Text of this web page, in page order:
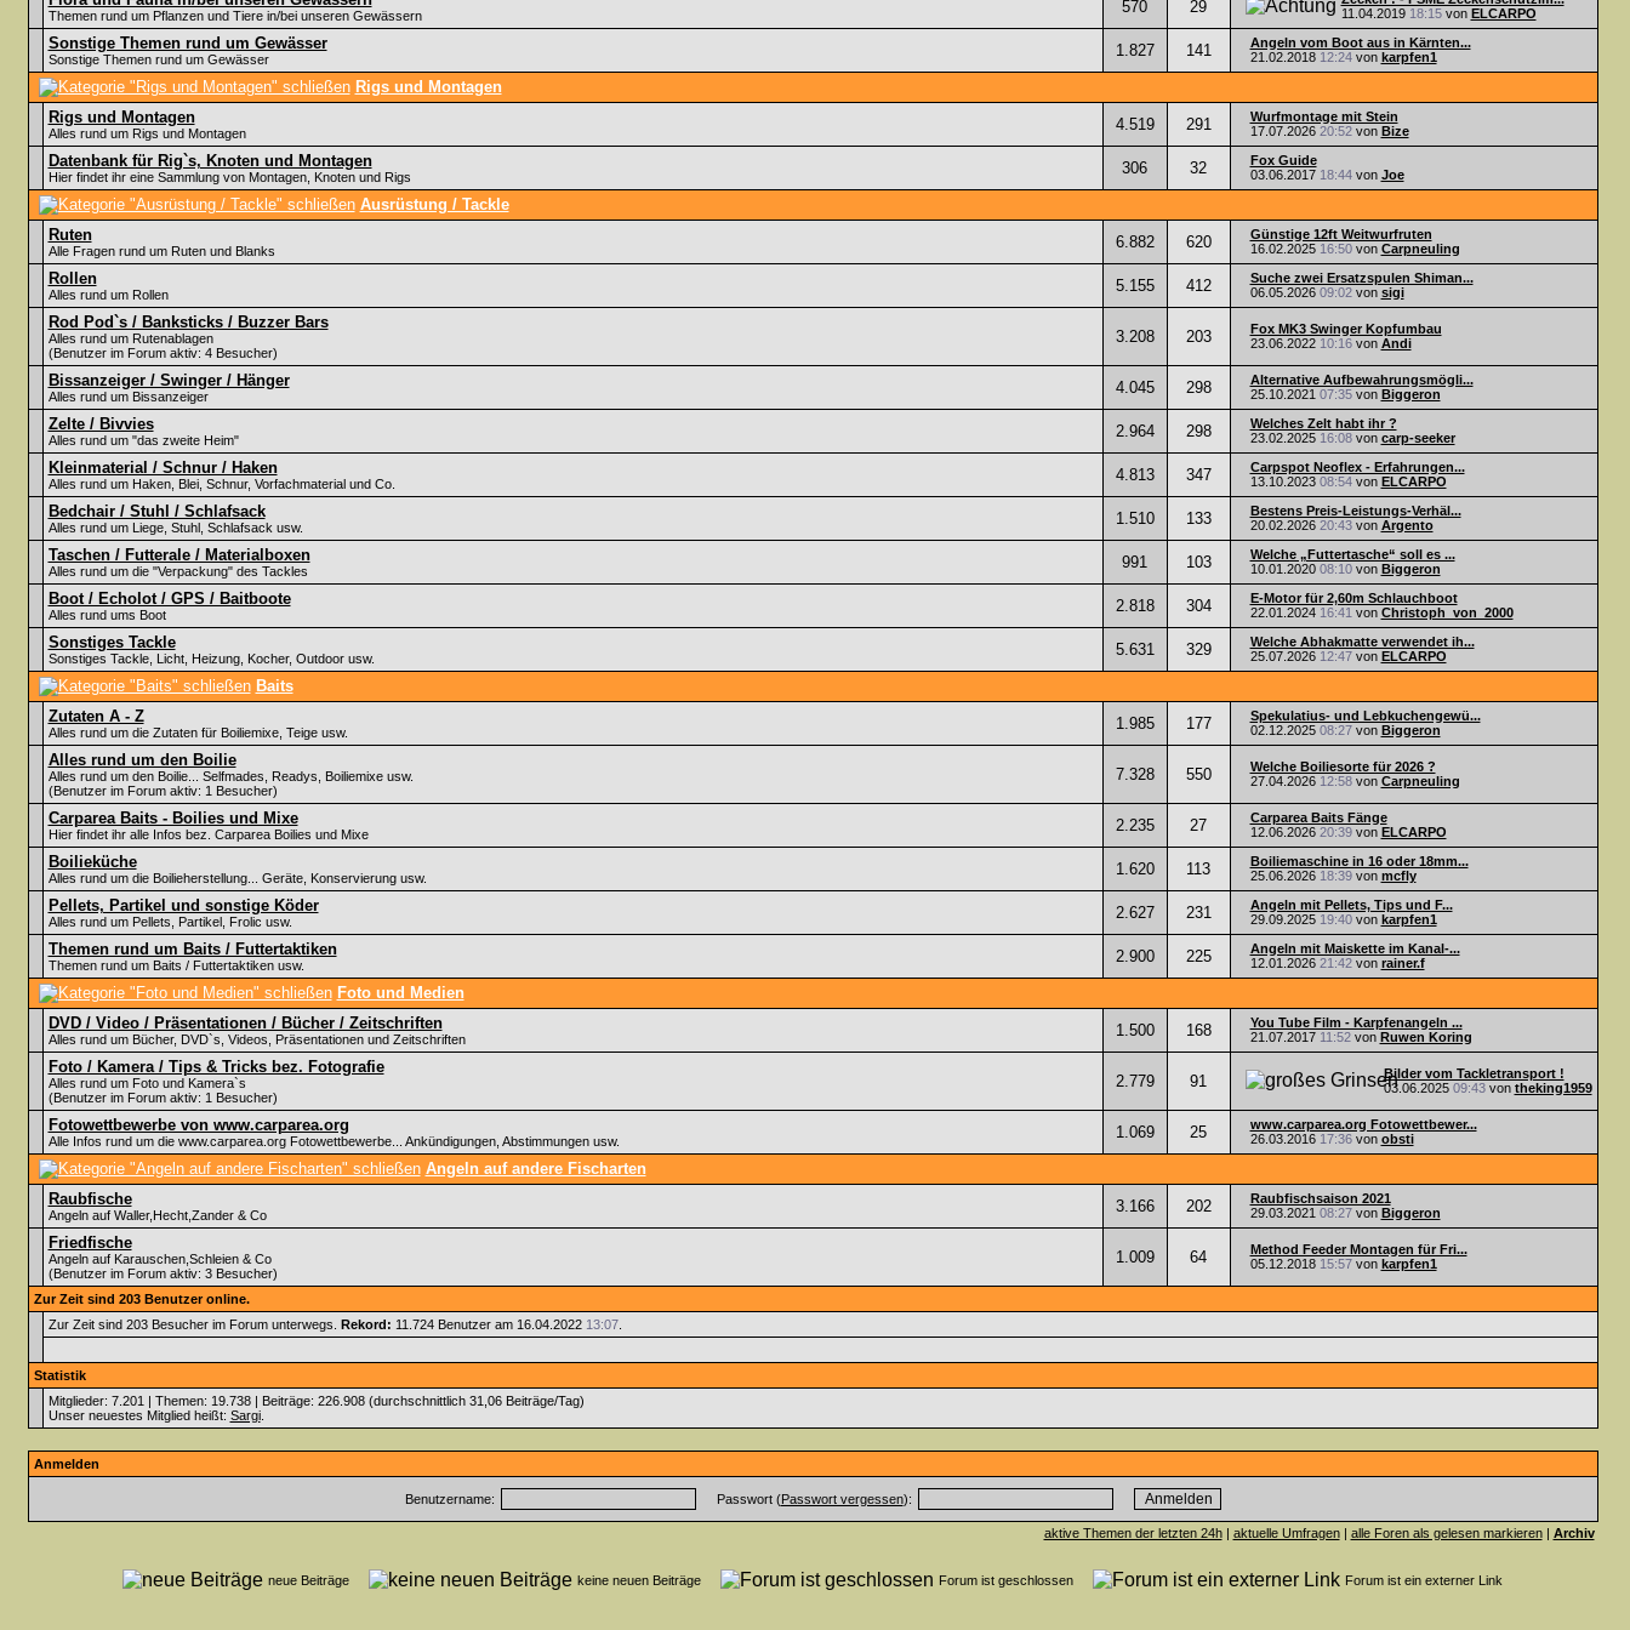
Themen rund um Pflanzen und Tiere in/bei unseren Gewässern 570 29
11.04.2019 18:15von ELCARPO
Sonstige Themen rund um Gewässer
Sonstige Themen rund um Gewässer 1.827 141
Angeln vom Boot aus in Kärnten...
21.02.2018 12:24von karpfen1
Rigs und Montagen
Rigs und Montagen
Alles rund um Rigs und Montagen 4.519 291
Wurfmontage mit Stein
17.07.2026 20:52von Bize
Datenbank für Rig`s, Knoten und Montagen
Hier findet ihr eine Sammlung von Montagen, Knoten und Rigs 306 32
Fox Guide
03.06.2017 18:44von Joe
Ausrüstung / Tackle
Ruten
Alle Fragen rund um Ruten und Blanks 6.882 620
Günstige 12ft Weitwurfruten
16.02.2025 16:50von Carpneuling
Rollen
Alles rund um Rollen 5.155 412
Suche zwei Ersatzspulen Shiman...
06.05.2026 09:02von sigi
Rod Pod`s / Banksticks / Buzzer Bars
Alles rund um Rutenablagen
(Benutzer im Forum aktiv: 4 Besucher)
3.208 203
Fox MK3 Swinger Kopfumbau
23.06.2022 10:16von Andi
Bissanzeiger / Swinger / Hänger
Alles rund um Bissanzeiger 4.045 298
Alternative Aufbewahrungsmögli...
25.10.2021 07:35von Biggeron
Zelte / Bivvies
Alles rund um "das zweite Heim" 2.964 298
Welches Zelt habt ihr ?
23.02.2025 16:08von carp-seeker
Kleinmaterial / Schnur / Haken
Alles rund um Haken, Blei, Schnur, Vorfachmaterial und Co. 4.813 347
Carpspot Neoflex - Erfahrungen...
13.10.2023 08:54von ELCARPO
Bedchair / Stuhl / Schlafsack
Alles rund um Liege, Stuhl, Schlafsack usw. 1.510 133
Bestens Preis-Leistungs-Verhäl...
20.02.2026 20:43von Argento
Taschen / Futterale / Materialboxen
Alles rund um die "Verpackung" des Tackles 991 103
Welche „Futtertasche“ soll es ...
10.01.2020 08:10von Biggeron
Boot / Echolot / GPS / Baitboote
Alles rund ums Boot 2.818 304
E-Motor für 2,60m Schlauchboot
22.01.2024 16:41 von Christoph_von_2000
Sonstiges Tackle
Sonstiges Tackle, Licht, Heizung, Kocher, Outdoor usw. 5.631 329
Welche Abhakmatte verwendet ih...
25.07.2026 12:47von ELCARPO
Baits
Zutaten A - Z
Alles rund um die Zutaten für Boiliemixe, Teige usw. 1.985 177
Spekulatius- und Lebkuchengewü...
02.12.2025 08:27von Biggeron
Alles rund um den Boilie
Alles rund um den Boilie... Selfmades, Readys, Boiliemixe usw.
(Benutzer im Forum aktiv: 1 Besucher)
7.328 550
Welche Boiliesorte für 2026 ?
27.04.2026 12:58von Carpneuling
Carparea Baits - Boilies und Mixe
Hier findet ihr alle Infos bez. Carparea Boilies und Mixe 2.235 27
Carparea Baits Fänge
12.06.2026 20:39von ELCARPO
Boilieküche
Alles rund um die Boilieherstellung... Geräte, Konservierung usw. 1.620 113
Boiliemaschine in 16 oder 18mm...
25.06.2026 18:39von mcfly
Pellets, Partikel und sonstige Köder
Alles rund um Pellets, Partikel, Frolic usw. 2.627 231
Angeln mit Pellets, Tips und F...
29.09.2025 19:40von karpfen1
Themen rund um Baits / Futtertaktiken
Themen rund um Baits / Futtertaktiken usw. 2.900 225
Angeln mit Maiskette im Kanal-...
12.01.2026 21:42von rainer.f
Foto und Medien
DVD / Video / Präsentationen / Bücher / Zeitschriften
Alles rund um Bücher, DVD`s, Videos, Präsentationen und Zeitschriften 1.500 168
You Tube Film - Karpfenangeln ...
21.07.2017 11:52von Ruwen Koring
Foto / Kamera / Tips & Tricks bez. Fotografie
Alles rund um Foto und Kamera`s
(Benutzer im Forum aktiv: 1 Besucher)
2.779 91
Bilder vom Tackletransport !
03.06.2025 09:43von theking1959
Fotowettbewerbe von www.carparea.org
Alle Infos rund um die www.carparea.org Fotowettbewerbe... Ankündigungen, Abstimmungen usw. 1.069 25
www.carparea.org Fotowettbewer...
26.03.2016 17:36von obsti
Angeln auf andere Fischarten
Raubfische
Angeln auf Waller,Hecht,Zander & Co 3.166 202
Raubfischsaison 2021
29.03.2021 08:27von Biggeron
Friedfische
Angeln auf Karauschen,Schleien & Co
(Benutzer im Forum aktiv: 3 Besucher)
1.009 64
Method Feeder Montagen für Fri...
05.12.2018 15:57von karpfen1
Zur Zeit sind 203 Benutzer online.
Zur Zeit sind 203 Besucher im Forum unterwegs. Rekord: 11.724 Benutzer am 16.04.2022 13:07.
Statistik
Mitglieder: 7.201 | Themen: 19.738 | Beiträge: 226.908 (durchschnittlich 31,06 Beiträge/Tag)
Unser neuestes Mitglied heißt: Sargi.
Anmelden
Benutzername: Passwort (Passwort vergessen):
aktive Themen der letzten 24h| aktuelle Umfragen| alle Foren als gelesen markieren| Archiv
neue Beiträge keine neuen Beiträge Forum ist geschlossen Forum ist ein externer Link